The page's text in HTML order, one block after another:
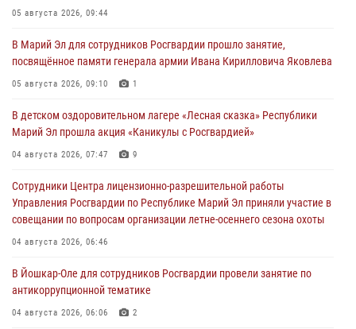
05 августа 2026, 09:44
В Марий Эл для сотрудников Росгвардии прошло занятие,
посвящённое памяти генерала армии Ивана Кирилловича Яковлева
05 августа 2026, 09:10 1
В детском оздоровительном лагере «Лесная сказка» Республики
Марий Эл прошла акция «Каникулы с Росгвардией»
04 августа 2026, 07:47 9
Сотрудники Центра лицензионно-разрешительной работы
Управления Росгвардии по Республике Марий Эл приняли участие в
совещании по вопросам организации летне-осеннего сезона охоты
04 августа 2026, 06:46
В Йошкар-Оле для сотрудников Росгвардии провели занятие по
антикоррупционной тематике
04 августа 2026, 06:06 2